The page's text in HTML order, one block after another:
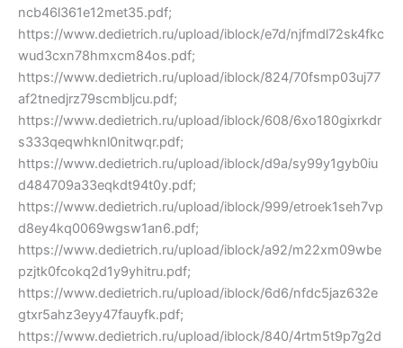
ncb46l361e12met35.pdf;
https://www.dedietrich.ru/upload/iblock/e7d/njfmdl72sk4fkc
wud3cxn78hmxcm84os.pdf;
https://www.dedietrich.ru/upload/iblock/824/70fsmp03uj77
af2tnedjrz79scmbljcu.pdf;
https://www.dedietrich.ru/upload/iblock/608/6xo180gixrkdr
s333qeqwhknl0nitwqr.pdf;
https://www.dedietrich.ru/upload/iblock/d9a/sy99y1gyb0iu
d484709a33eqkdt94t0y.pdf;
https://www.dedietrich.ru/upload/iblock/999/etroek1seh7vp
d8ey4kq0069wgsw1an6.pdf;
https://www.dedietrich.ru/upload/iblock/a92/m22xm09wbe
pzjtk0fcokq2d1y9yhitru.pdf;
https://www.dedietrich.ru/upload/iblock/6d6/nfdc5jaz632e
gtxr5ahz3eyy47fauyfk.pdf;
https://www.dedietrich.ru/upload/iblock/840/4rtm5t9p7g2d